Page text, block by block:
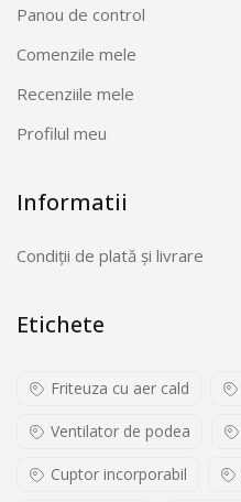
Panou de control
Comenzile mele
Recenziile mele
Profilul meu
Informatii
Condiții de plată și livrare
Etichete
Friteuza cu aer cald
Ventilator de podea
Cuptor incorporabil